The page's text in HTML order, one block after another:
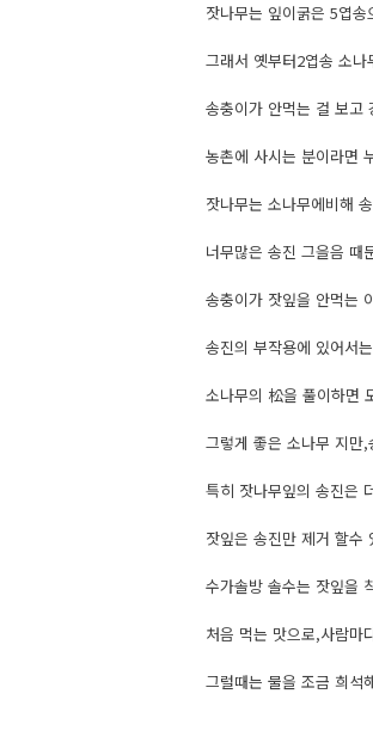
잣나무는 잎이굵은 5엽
그래서 옛부터2엽송 소
송충이가 안먹는 걸 보고
농촌에 사시는 분이라면
잣나무는 소나무에비해
너무많은 송진 그을음 때
송충이가 잣잎을 안먹는
송진의 부작용에 있어서
소나무의 松을 풀이하면
그렇게 좋은 소나무 지만
특히 잣나무잎의 송진은
잣잎은 송진만 제거 할수
수가솔방 솔수는 잣잎을
처음 먹는 맛으로,사람마
그럴때는 물을 조금 희석